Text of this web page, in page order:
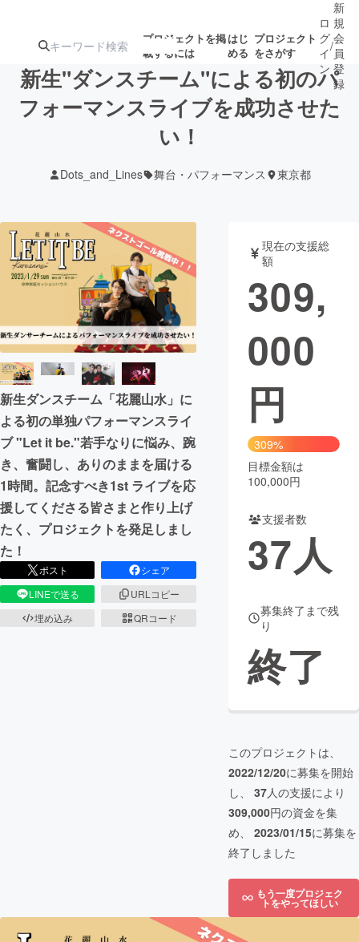
プロジェクトを掲
載するには
はじ
める
プロジェクト
をさがす
注目の新着プロ
テクノロジー・ガジェット
映像・映画 書籍・雑誌
ビジネス・起業 チャレンジ
まちづくり・地域活性化
CAMPFIRE for Social Good CAMPFIRE Creation
CAMPFIREふるさと納税machi-ya コミュニティ
ロ
グ
イ
ン
/
新
規
会
員
登
録
新生"ダンスチーム"による初のパ
フォーマンスライブを成功させた
い！
Dots_and_Lines 舞台・パフォーマンス 東京都
新生ダンスチーム「花麗山水」に
よる初の単独パフォーマンスライ
ブ "Let it be."若手なりに悩み、踠
き、奮闘し、ありのままを届ける
1時間。記念すべき1st ライブを応
援してくださる皆さまと作り上げ
たく、プロジェクトを発足しまし
た！
ポスト
シェア
LINEで送る
URLコピー
埋め込み
QRコード
現在の支援総
額
309,
000
円
309%
目標金額は
100,000円
支援者数
37人
募集終了まで残
り
終了
このプロジェクトは、
2022/12/20に募集を開始
し、 37人の支援により
309,000円の資金を集
め、 2023/01/15に募集を
終了しました
もう一度プロジェク
トをやってほしい